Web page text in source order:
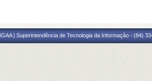
| Superintendência de Tecnologia da Informação - (84)